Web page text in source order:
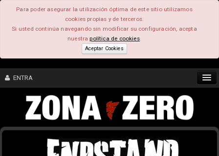
Para poder asegurar la utilización óptima de este sitio utilizamos
cookies propias y de terceros.
Si usted continúa navegando sin modificar su configuración, acepta
nuestrapolítica de cookies.
Aceptar Cookies
ENTRA
CONTENIDO
COMUNIDAD